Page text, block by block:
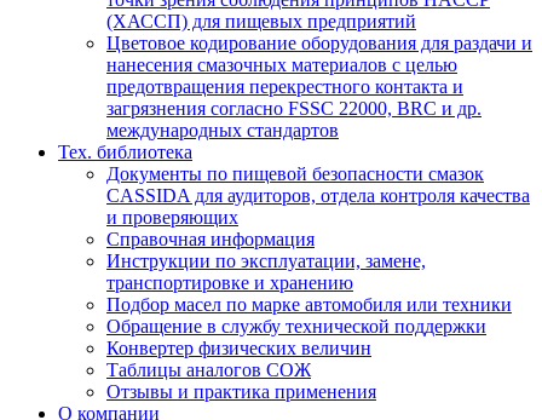
(ХАССП) для пищевых предприятий
Цветовое кодирование оборудования для раздачи и
нанесения смазочных материалов с целью
предотвращения перекрестного контакта и
загрязнения согласно FSSC 22000, BRC и др.
международных стандартов
Тех. библиотека
Документы по пищевой безопасности смазок
CASSIDA для аудиторов, отдела контроля качества
и проверяющих
Справочная информация
Инструкции по эксплуатации, замене,
транспортировке и хранению
Подбор масел по марке автомобиля или техники
Обращение в службу технической поддержки
Конвертер физических величин
Таблицы аналогов СОЖ
Отзывы и практика применения
О компании